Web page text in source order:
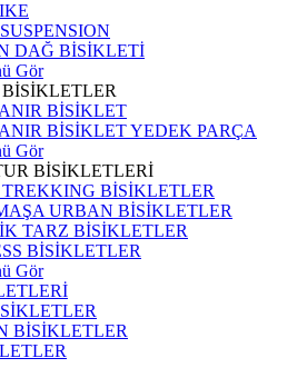
DAĞ BİSİKLETİ
Gör
BİSİKLET
BİSİKLET YEDEK PARÇA
Gör
BİSİKLETLERİ
BİSİKLETLER
URBAN BİSİKLETLER
TARZ BİSİKLETLER
BİSİKLETLER
Gör
BİSİKLETLER